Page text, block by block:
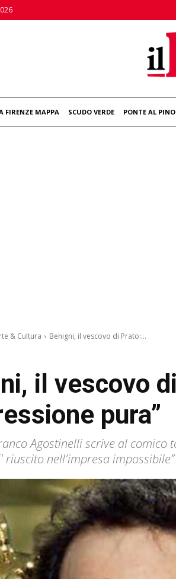
FIRENZE MAPPA SCUDO VERDE PONTE AL PINO
& Cultura
Benigni, il vescovo di Prato:...
il vescovo
pura”
Agostinelli scrive al
riuscito nell'impresa impossibile”